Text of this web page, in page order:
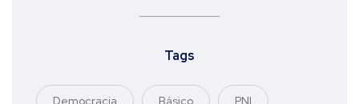
Tags
Democracia Básico PNI